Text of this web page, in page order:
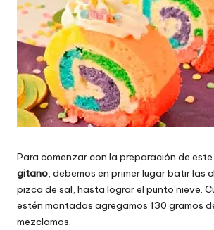
Para comenzar con la preparación de
gitano, debemos en primer lugar batir las
pizca de sal, hasta lograr el punto nieve.
estén montadas agregamos 130 gramos
mezclamos.